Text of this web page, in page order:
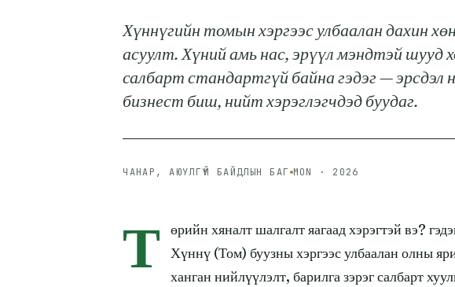
Хүннүгийн томын хэргээс улбаалан дахин
асуулт. Хүний амь нас, эрүүл мэндтэй шууд
салбарт стандартгүй байна гэдэг — эрсдэл
бизнест биш, нийт хэрэглэгчдэд буудаг.
ЧАНАР, АЮУЛГҮЙ БАЙДЛЫН БАГ MON · 2026
Т
өрийн хяналт шалгалт яагаад хэрэгтэй вэ?
Хүннү (Том) буузны хэргээс улбаалан олны
ханган нийлүүлэлт, барилга зэрэг салбарт